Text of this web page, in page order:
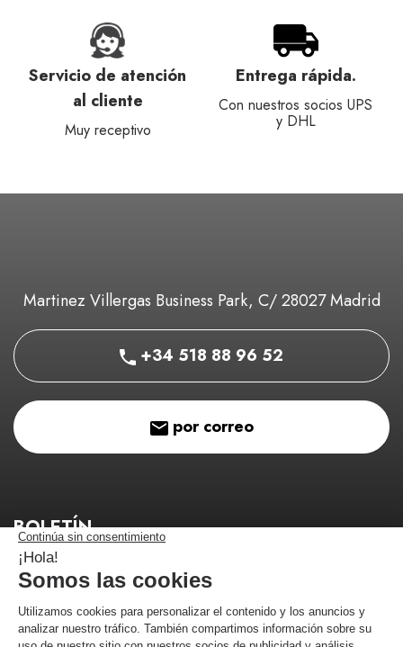
Servicio de atención
al cliente
Muy receptivo
Entrega rápida.
Con nuestros socios UPS
y DHL
Martinez Villergas Business Park, C/ 28027 Madrid
+34 518 88 96 52
por correo
BOLETÍN
¡Manténgase informado de nuestros buenos planes!
¡Me estoy registrando!